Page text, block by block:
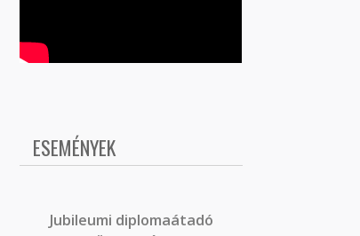
ESEMÉNYEK
Jubileumi diplomaátadó